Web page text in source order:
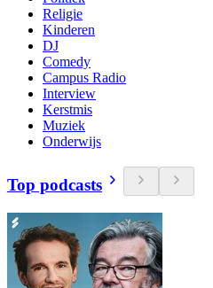
Religie
Kinderen
DJ
Comedy
Campus Radio
Interview
Kerstmis
Muziek
Onderwijs
Top podcasts